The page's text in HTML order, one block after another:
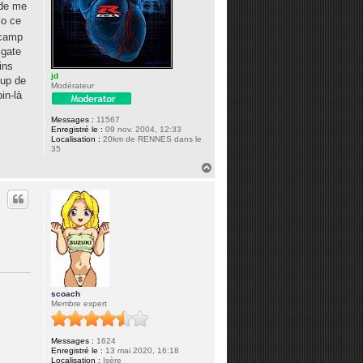
jd
Modérateur
Messages : 11567
Enregistré le : 09 nov. 2004, 12:33
Localisation : 20km de RENNES dans le
35
me
ce
de
là
scoach
Membre expert
Messages : 1624
Enregistré le : 13 mai 2020, 16:18
Localisation : Isère